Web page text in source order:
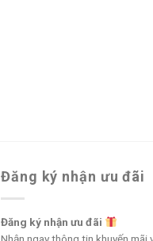
Đăng ký nhận ưu đãi
Đăng ký nhận ưu đãi